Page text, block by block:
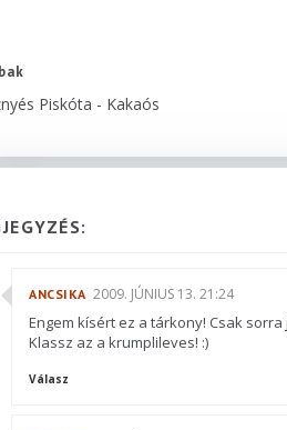
Piskóta - Kakaós
ANCSIKA 2009. JÚNIUS 13. 21:24
Engem kísért ez a tárkony! Csak
Klassz az a krumplileves! :)
Válasz